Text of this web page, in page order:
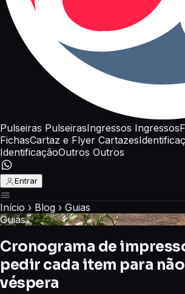
Pulseiras PulseirasIngressos Ingressos
FichasCartaz e Flyer Cartazes
IdentificaçãoOutros Outros
Entrar
Início › Blog › Guias
Guias
Cronograma de
pedir cada item para
véspera